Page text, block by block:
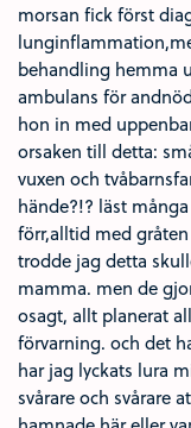
morsan fick först
behandling hemma
ambulans för
hon in med
orsaken till detta:
vuxen och
hände?!? läst
förr,alltid med
trodde jag detta
mamma. men de
osagt, allt planerat
förvarning. och det
har jag lyckats lura
svårare och svårare